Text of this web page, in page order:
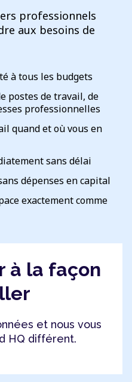
professionnels
aux besoins de
à tous les budgets
postes de travail, de
professionnelles
quand et où vous en
sans délai
dépenses en capital
exactement comme
à la façon
et nous vous
HQ différent.